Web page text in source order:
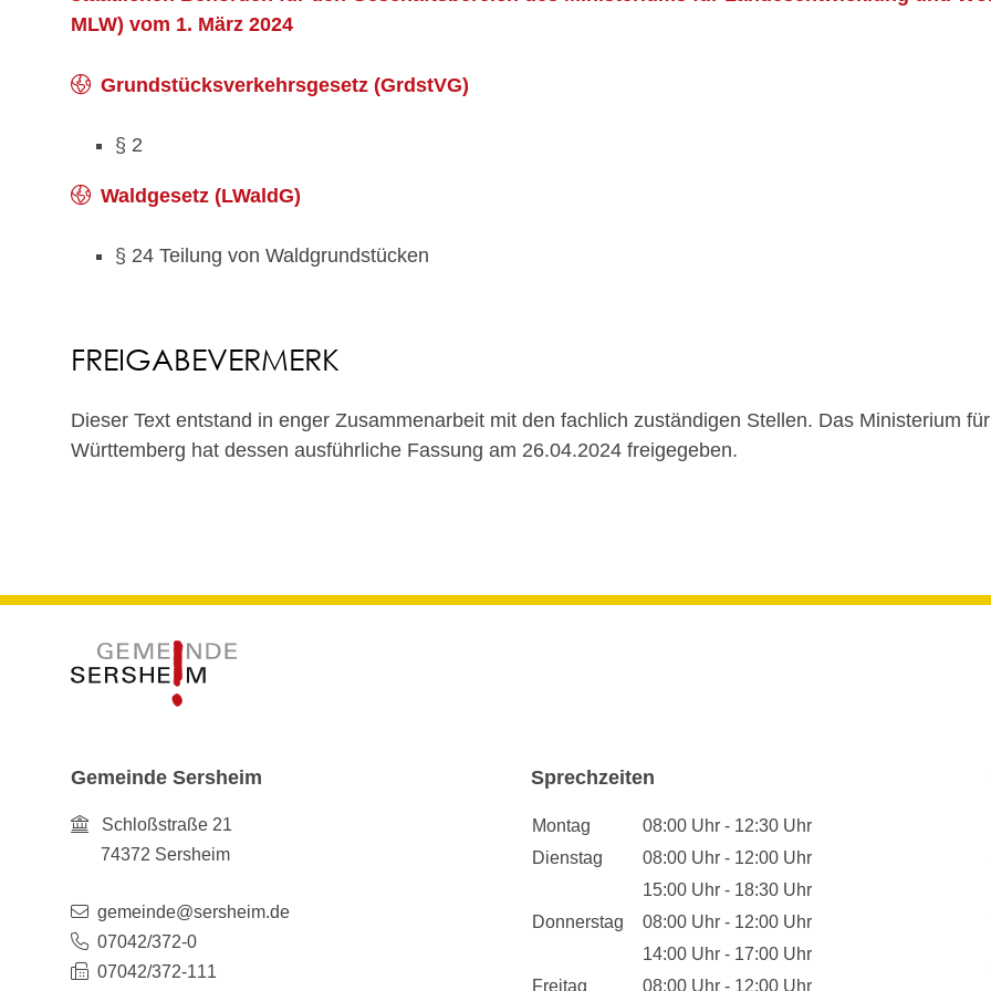
MLW) vom 1. März 2024
Grundstücksverkehrsgesetz (GrdstVG)
§ 2
Waldgesetz (LWaldG)
§ 24 Teilung von Waldgrundstücken
FREIGABEVERMERK
Dieser Text entstand in enger Zusammenarbeit mit den fachlich zuständigen Stellen. Das Ministerium
Württemberg hat dessen ausführliche Fassung am 26.04.2024 freigegeben.
Gemeinde Sersheim
Schloßstraße 21
74372 Sersheim
gemeinde@sersheim.de
07042/372-0
07042/372-111
Sprechzeiten
Montag
08:00 Uhr - 12:30 Uhr
Dienstag
08:00 Uhr - 12:00 Uhr
15:00 Uhr - 18:30 Uhr
Donnerstag
08:00 Uhr - 12:00 Uhr
14:00 Uhr - 17:00 Uhr
Freitag
08:00 Uhr - 12:00 Uhr